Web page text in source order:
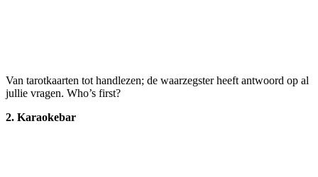
Van tarotkaarten tot handlezen; de waarzegster heeft antwoord op al
jullie vragen. Who’s first?
2. Karaokebar